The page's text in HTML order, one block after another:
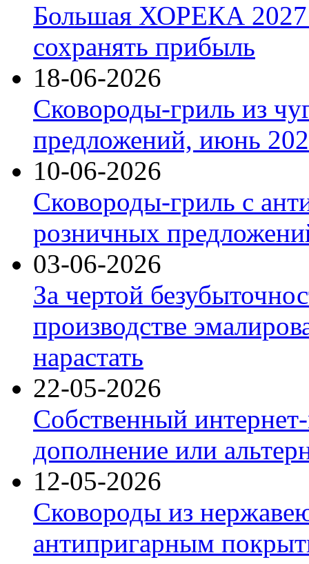
Большая ХОРЕКА 2027:
сохранять прибыль
18-06-2026
Сковороды-гриль из
предложений, июнь
10-06-2026
Сковороды-гриль с
розничных
03-06-2026
За чертой
производстве
нарастать
22-05-2026
Собственный
дополнение или
12-05-2026
Сковороды из
антипригарным